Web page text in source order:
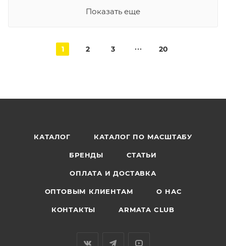
Показать еще
1 2 3 20
КАТАЛОГ КАТАЛОГ ПО МАСШТАБУ
БРЕНДЫ СТАТЬИ
ОПЛАТА И ДОСТАВКА
ОПТОВЫМ КЛИЕНТАМ О НАС
КОНТАКТЫ ARMATA CLUB